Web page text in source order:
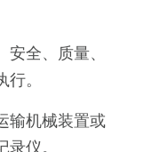
安全、质量、
。
输机械装置或
仪。